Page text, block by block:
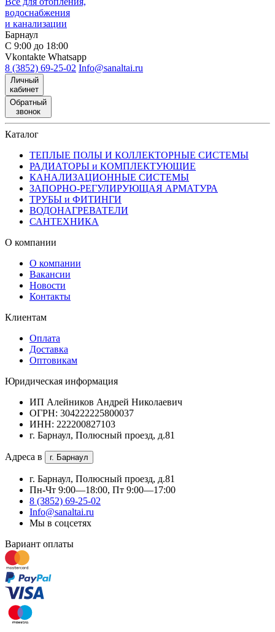
водоснабжения
и канализации
Барнаул
С 9:00 до 18:00
Vkontakte Whatsapp
8 (3852) 69-25-02 Info@sanaltai.ru
Личный
кабинет
Обратный
звонок
Каталог
ТЕПЛЫЕ ПОЛЫ И КОЛЛЕКТОРНЫЕ СИСТЕМЫ
РАДИАТОРЫ и КОМПЛЕКТУЮЩИЕ
КАНАЛИЗАЦИОННЫЕ СИСТЕМЫ
ЗАПОРНО-РЕГУЛИРУЮЩАЯ АРМАТУРА
ТРУБЫ и ФИТИНГИ
ВОДОНАГРЕВАТЕЛИ
САНТЕХНИКА
О компании
О компании
Вакансии
Новости
Контакты
Клиентам
Оплата
Доставка
Оптовикам
Юридическая информация
ИП Алейников Андрей Николаевич
ОГРН: 304222225800037
ИНН: 222200827103
г. Барнаул, Полюсный проезд, д.81
Адреса в г. Барнаул
г. Барнаул, Полюсный проезд, д.81
Пн-Чт 9:00—18:00, Пт 9:00—17:00
8 (3852) 69-25-02
Info@sanaltai.ru
Мы в соцсетях
Вариант оплаты